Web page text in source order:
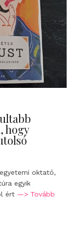
hogy
oktató,
egyik
ért —> Tovább